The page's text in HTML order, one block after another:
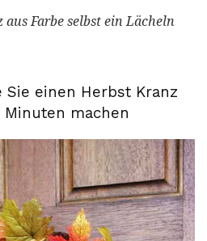
Farbe selbst ein Lächeln
Sie einen Herbst Kranz
machen